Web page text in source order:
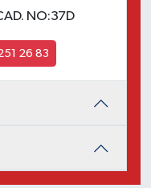
NO:37D
26 83